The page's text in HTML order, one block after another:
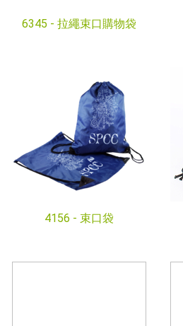
6345 - 拉繩束口購物袋
4156 - 束口袋